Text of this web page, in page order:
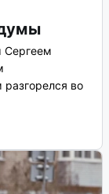
Сергеем
во